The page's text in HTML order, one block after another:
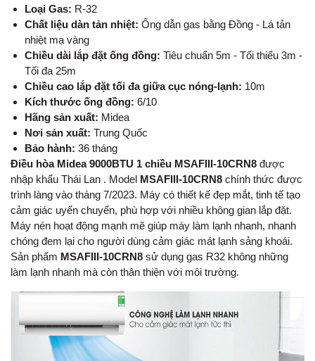
Loại Gas: R-32
Chất liệu dàn tản nhiệt: Ống dẫn gas bằng Đồng - Lá tản
nhiệt mạ vàng
Chiều dài lắp đặt ống đồng: Tiêu chuẩn 5m - Tối thiểu 3m -
Tối đa 25m
Chiều cao lắp đặt tối đa giữa cục nóng-lạnh: 10m
Kích thước ống đồng: 6/10
Hãng sản xuất: Midea
Nơi sản xuất: Trung Quốc
Bảo hành: 36 tháng
Điều hòa Midea 9000BTU 1 chiều MSAFIII-10CRN8 được
nhập khẩu Thái Lan . Model MSAFIII-10CRN8 chính thức được
trình làng vào tháng 7/2023. Máy có thiết kế đẹp mắt, tinh tế tạo
cảm giác uyển chuyển, phù hợp với nhiều không gian lắp đặt.
Máy nén hoạt động mạnh mẽ giúp máy làm lạnh nhanh, nhanh
chóng đem lại cho người dùng cảm giác mát lạnh sảng khoái.
Sản phẩm MSAFIII-10CRN8 sử dụng gas R32 không những
làm lạnh nhanh mà còn thân thiện với môi trường.